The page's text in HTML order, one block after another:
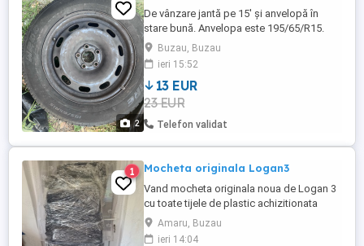
2
De vânzare jantă pe 15' și anvelopă în
stare bună. Anvelopa este 195/65/R15.
Provine de pe un Passat B6
Buzau, Buzau
ieri 15:52
13 EUR
23 EUR
Telefon validat
1 Mocheta originala Logan3
Vand mocheta originala noua de Logan 3
cu toate tijele de plastic achizitionata
direct de la uzina.Mocheta este noua nu
secondhand
Amaru, Buzau
ieri 14:04